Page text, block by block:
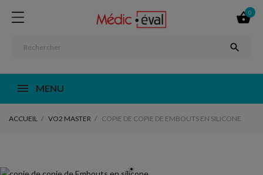

0

MENU
ACCUEIL VO2 MASTER COPIE DE COPIE DE EMBOUTS EN SILICONE